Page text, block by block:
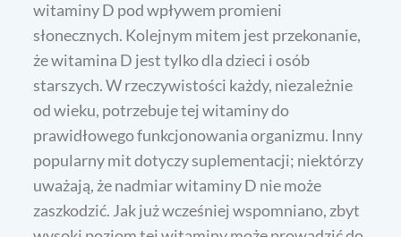
witaminy D pod wpływem promieni
słonecznych. Kolejnym mitem jest przekonanie,
że witamina D jest tylko dla dzieci i osób
starszych. W rzeczywistości każdy, niezależnie
od wieku, potrzebuje tej witaminy do
prawidłowego funkcjonowania organizmu. Inny
popularny mit dotyczy suplementacji; niektórzy
uważają, że nadmiar witaminy D nie może
zaszkodzić. Jak już wcześniej wspomniano, zbyt